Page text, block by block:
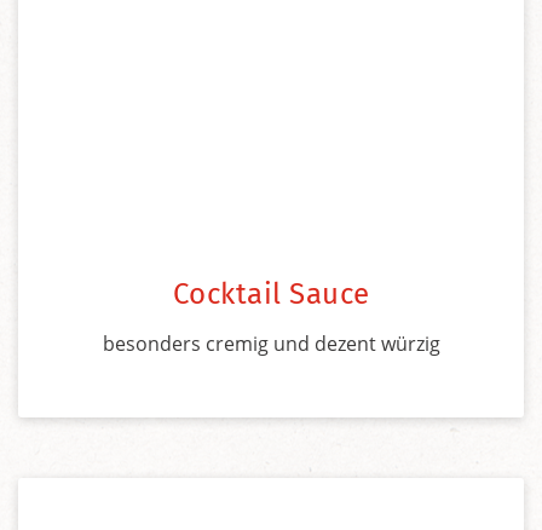
Cocktail Sauce
besonders cremig und dezent würzig